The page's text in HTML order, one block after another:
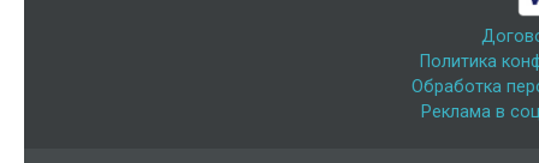
Политика
Обработка
Реклама в